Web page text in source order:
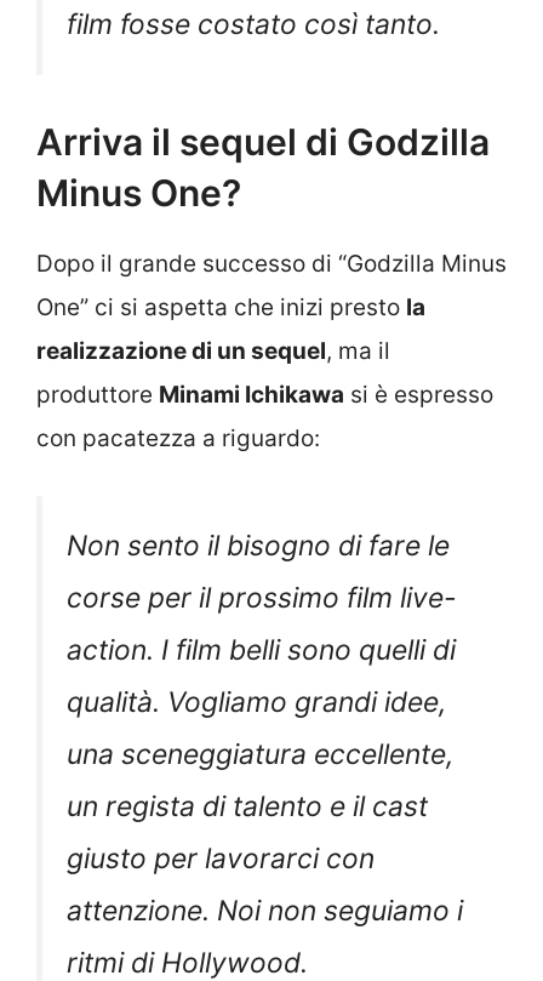
film fosse costato così tanto.
Arriva il sequel di Godzilla
Minus One?
Dopo il grande successo di “Godzilla Minus
One” ci si aspetta che inizi presto la
realizzazione di un sequel, ma il
produttore Minami Ichikawa si è espresso
con pacatezza a riguardo:
Non sento il bisogno di fare le
corse per il prossimo film live-
action. I film belli sono quelli di
qualità. Vogliamo grandi idee,
una sceneggiatura eccellente,
un regista di talento e il cast
giusto per lavorarci con
attenzione. Noi non seguiamo i
ritmi di Hollywood.